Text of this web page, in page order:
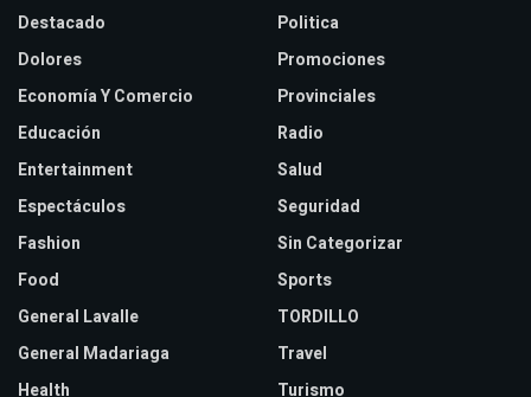
Destacado
Dolores
Economía Y Comercio
Educación
Entertainment
Espectáculos
Fashion
Food
General Lavalle
General Madariaga
Health
Politica
Promociones
Provinciales
Radio
Salud
Seguridad
Sin Categorizar
Sports
TORDILLO
Travel
Turismo